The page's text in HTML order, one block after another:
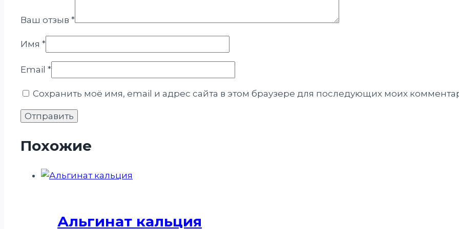
Ваш отзыв *
Имя *
Email *
Сохранить моё имя, email и адрес сайта в этом браузере для последующих моих
Похожие
Альгинат кальция